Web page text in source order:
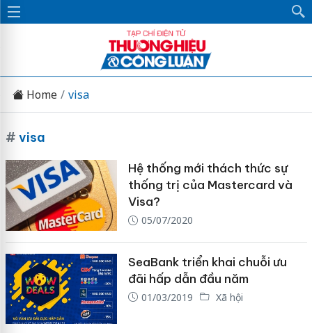
Home visa
# visa
Hệ thống mới thách thức sự
thống trị của Mastercard và
Visa?
05/07/2020
SeaBank triển khai chuỗi ưu
đãi hấp dẫn đầu năm
01/03/2019 Xã hội